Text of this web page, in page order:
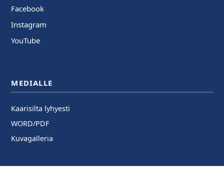
Facebook
Instagram
YouTube
MEDIALLE
Kaarisilta lyhyesti
WORD/PDF
Kuvagalleria